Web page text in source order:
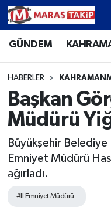
GÜNDEM
HABERLER
Başkan
Müdürü
Büyükşehir Belediye
Emniyet Müdürü
ağırladı.
#İl Emniyet Müdürü
Kahramanmaraş
Süper Lig Puan
Tüm Manşetler